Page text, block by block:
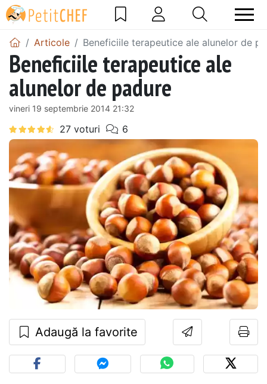
Articole Beneficiile terapeutice ale alunelor de
Beneficiile terapeutice ale
alunelor de padure
vineri 19 septembrie 2014 21:32
Adaugă la favorite